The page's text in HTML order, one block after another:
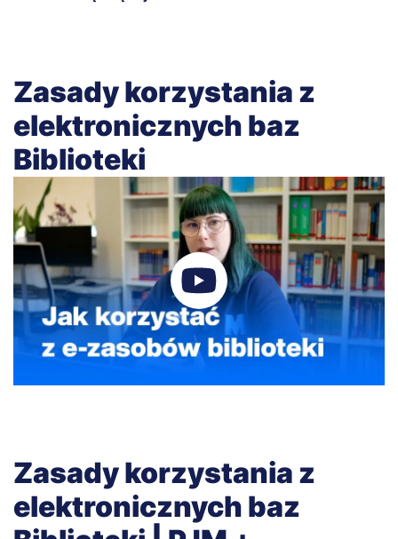
Zasady korzystania z
elektronicznych baz
Biblioteki
Zasady korzystania z
elektronicznych baz